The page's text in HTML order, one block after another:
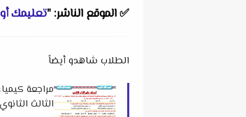
✅الموقع الناشر: "تعليمك
الطلاب شاهدو أيضاً
مراجعة
الثالث الثانوي 2026 لمستر حسام محمود